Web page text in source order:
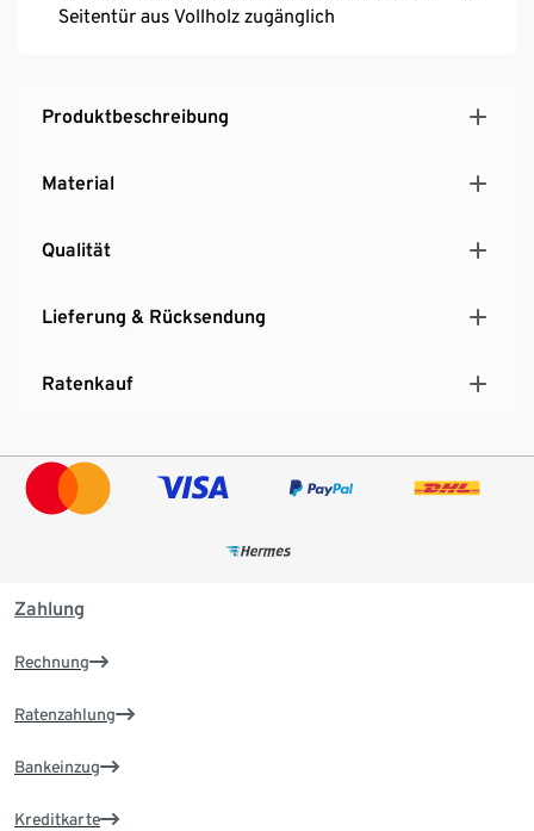
Seitentür aus Vollholz zugänglich
Produktbeschreibung
Material
Qualität
Lieferung & Rücksendung
Ratenkauf
Zahlung
Rechnung
Ratenzahlung
Bankeinzug
Kreditkarte